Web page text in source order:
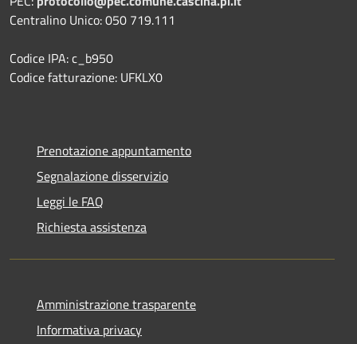
Centralino Unico: 050 719.111
Codice IPA: c_b950
Codice fatturazione: UFKLX0
Prenotazione appuntamento
Segnalazione disservizio
Leggi le FAQ
Richiesta assistenza
Amministrazione trasparente
Informativa privacy